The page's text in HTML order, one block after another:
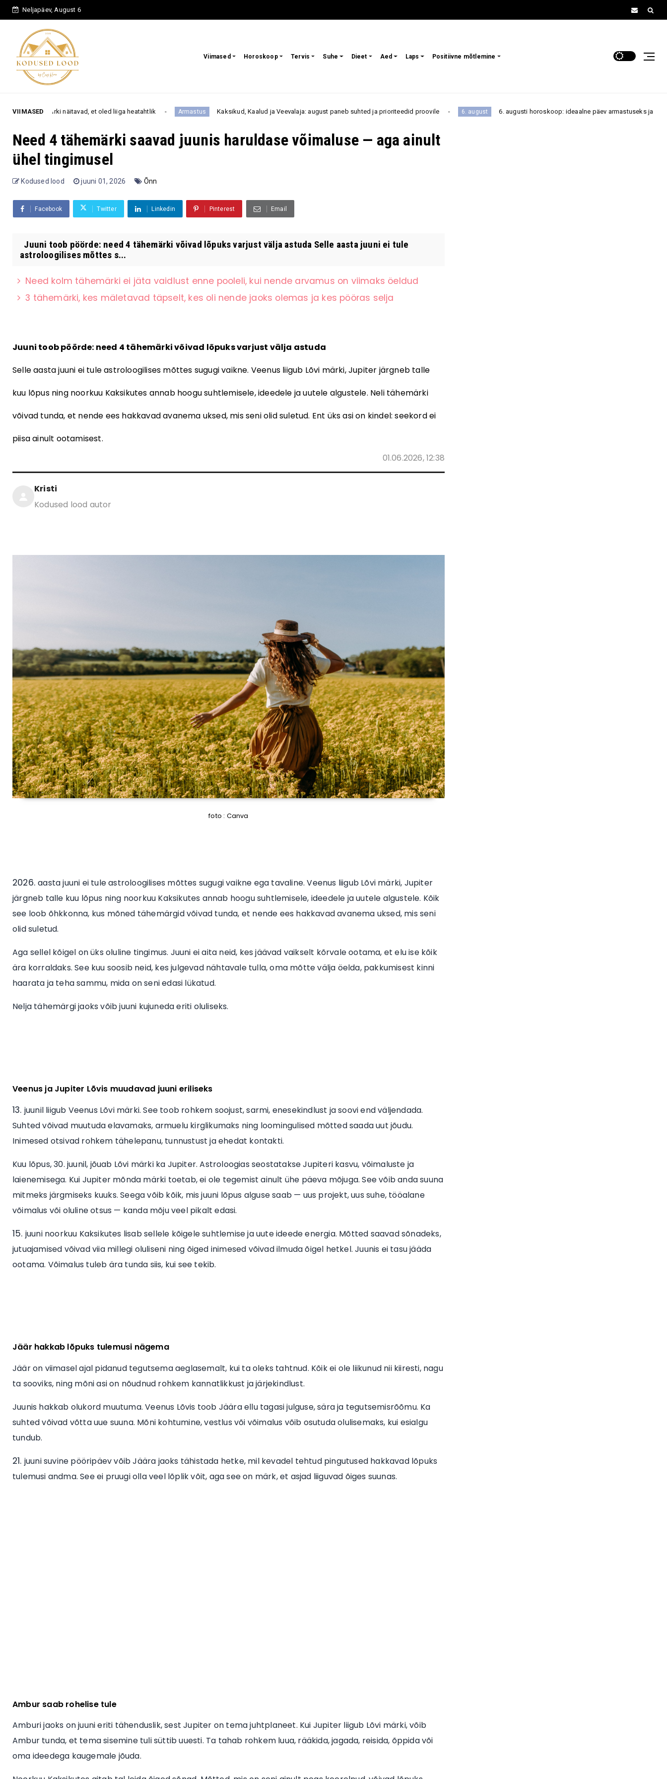
Neljapäev, August 6
Viimased Horoskoop Tervis Suhe Dieet Aed Laps Positiivne mõtlemine
VIIMASED
näitavad, et oled liiga heatahtlik Armastus Kaksikud, Kaalud ja Veevalaja: august paneb suhted ja prioriteedid proovile 6. august 6. augusti horoskoop: ideaalne päev armastuseks ja rahaasjade
Need 4 tähemärki saavad juunis haruldase võimaluse — aga ainult
ühel tingimusel
Kodused lood juuni 01, 2026 Õnn
Facebook Twitter Linkedin Pinterest Email
Juuni toob pöörde: need 4 tähemärki võivad lõpuks varjust välja astuda Selle aasta juuni ei tule
astroloogilises mõttes s...
Need kolm tähemärki ei jäta vaidlust enne pooleli, kui nende arvamus on viimaks öeldud
3 tähemärki, kes mäletavad täpselt, kes oli nende jaoks olemas ja kes pööras selja
Juuni toob pöörde: need 4 tähemärki võivad lõpuks varjust välja astuda
Selle aasta juuni ei tule astroloogilises mõttes sugugi vaikne. Veenus liigub Lõvi märki, Jupiter järgneb talle
kuu lõpus ning noorkuu Kaksikutes annab hoogu suhtlemisele, ideedele ja uutele algustele. Neli tähemärki
võivad tunda, et nende ees hakkavad avanema uksed, mis seni olid suletud. Ent üks asi on kindel: seekord ei
piisa ainult ootamisest.
01.06.2026, 12:38
Kristi
Kodused lood autor
foto : Canva
aasta juuni ei tule astroloogilises mõttes sugugi vaikne ega tavaline. Veenus liigub Lõvi märki, Jupiter
järgneb talle kuu lõpus ning noorkuu Kaksikutes annab hoogu suhtlemisele, ideedele ja uutele algustele. Kõik
see loob õhkkonna, kus mõned tähemärgid võivad tunda, et nende ees hakkavad avanema uksed, mis seni
olid suletud.
Aga sellel kõigel on üks oluline tingimus. Juuni ei aita neid, kes jäävad vaikselt kõrvale ootama, et elu ise kõik
ära korraldaks. See kuu soosib neid, kes julgevad nähtavale tulla, oma mõtte välja öelda, pakkumisest kinni
haarata ja teha sammu, mida on seni edasi lükatud.
Nelja tähemärgi jaoks võib juuni kujuneda eriti oluliseks.
Veenus ja Jupiter Lõvis muudavad juuni eriliseks
juunil liigub Veenus Lõvi märki. See toob rohkem soojust, sarmi, enesekindlust ja soovi end väljendada.
Suhted võivad muutuda elavamaks, armuelu kirglikumaks ning loomingulised mõtted saada uut jõudu.
Inimesed otsivad rohkem tähelepanu, tunnustust ja ehedat kontakti.
Kuu lõpus, 30. juunil, jõuab Lõvi märki ka Jupiter. Astroloogias seostatakse Jupiteri kasvu, võimaluste ja
laienemisega. Kui Jupiter mõnda märki toetab, ei ole tegemist ainult ühe päeva mõjuga. See võib anda suuna
mitmeks järgmiseks kuuks. Seega võib kõik, mis juuni lõpus alguse saab — uus projekt, uus suhe, tööalane
võimalus või oluline otsus — kanda mõju veel pikalt edasi.
juuni noorkuu Kaksikutes lisab sellele kõigele suhtlemise ja uute ideede energia. Mõtted saavad sõnadeks,
jutuajamised võivad viia millegi oluliseni ning õiged inimesed võivad ilmuda õigel hetkel. Juunis ei tasu jääda
ootama. Võimalus tuleb ära tunda siis, kui see tekib.
Jäär hakkab lõpuks tulemusi nägema
Jäär on viimasel ajal pidanud tegutsema aeglasemalt, kui ta oleks tahtnud. Kõik ei ole liikunud nii kiiresti, nagu
ta sooviks, ning mõni asi on nõudnud rohkem kannatlikkust ja järjekindlust.
Juunis hakkab olukord muutuma. Veenus Lõvis toob Jäära ellu tagasi julguse, sära ja tegutsemisrõõmu. Ka
suhted võivad võtta uue suuna. Mõni kohtumine, vestlus või võimalus võib osutuda olulisemaks, kui esialgu
tundub.
juuni suvine pööripäev võib Jäära jaoks tähistada hetke, mil kevadel tehtud pingutused hakkavad lõpuks
tulemusi andma. See ei pruugi olla veel lõplik võit, aga see on märk, et asjad liiguvad õiges suunas.
Ambur saab rohelise tule
Amburi jaoks on juuni eriti tähenduslik, sest Jupiter on tema juhtplaneet. Kui Jupiter liigub Lõvi märki, võib
Ambur tunda, et tema sisemine tuli süttib uuesti. Ta tahab rohkem luua, rääkida, jagada, reisida, õppida või
oma ideedega kaugemale jõuda.